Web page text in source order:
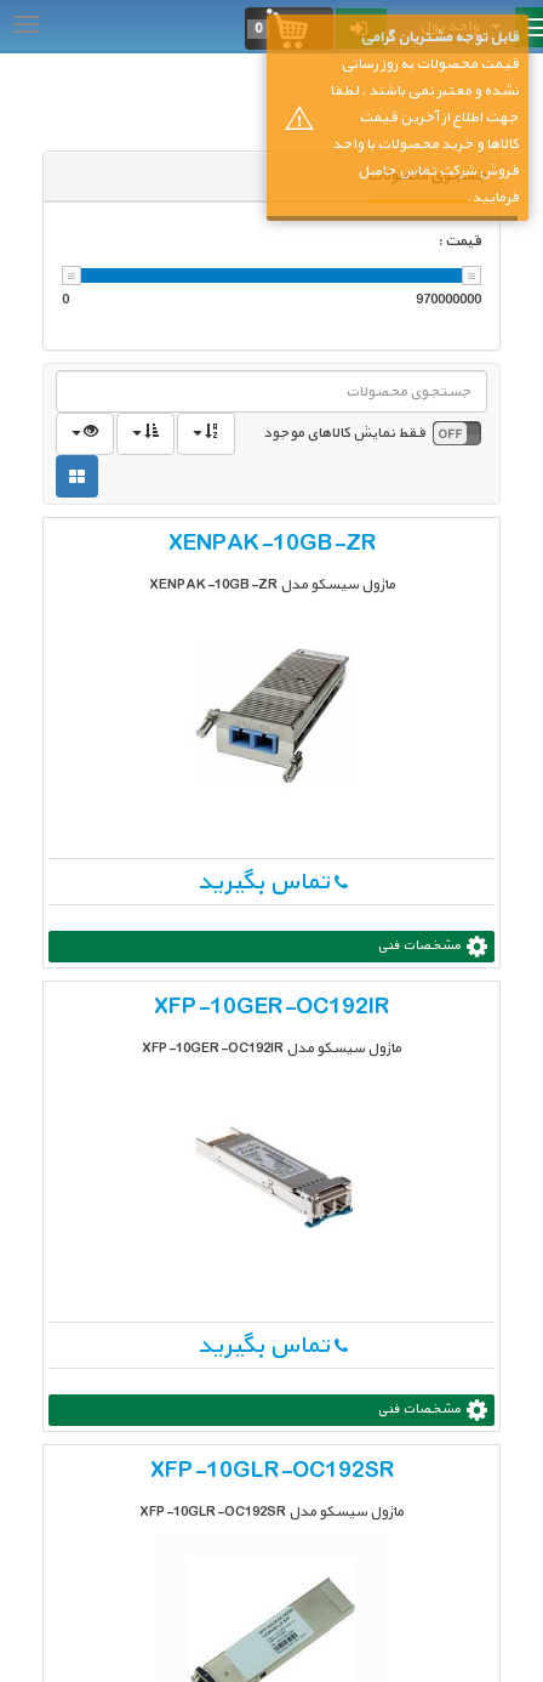
... واحد پول 0
جستجوی محصولات
قیمت :
0 970000000
فقط نمایش کالاهای موجود
XENPAK-10GB-ZR
ماژول سیسکو مدل XENPAK-10GB-ZR
تماس بگیرید
مشخصات فنی
XFP-10GER-OC192IR
ماژول سیسکو مدل XFP-10GER-OC192IR
تماس بگیرید
مشخصات فنی
XFP-10GLR-OC192SR
ماژول سیسکو مدل XFP-10GLR-OC192SR
قابل توجه مشتریان گرامی
قیمت محصولات به روز رسانی
نشده و معتبر نمی باشند . لطفا
جهت اطلاع از آخرین قیمت
کالاها و خرید محصولات با واحد
فروش شرکت تماس حاصل
فرمایید.